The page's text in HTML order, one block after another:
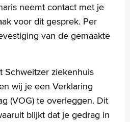
neemt contact met je
voor dit gesprek. Per
van de gemaakte
Schweitzer ziekenhuis
wij je een Verklaring
(VOG) te overleggen. Dit
blijkt dat je gedrag in